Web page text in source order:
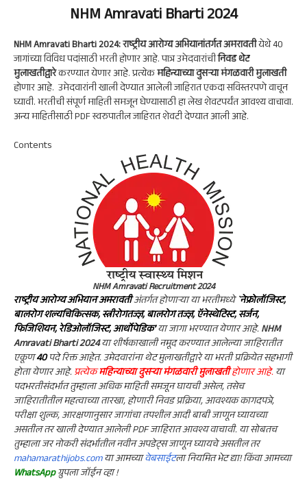
A
p
p
gr
a
m
b
oo
k
ke
dI
n
re
NHM Amravati Bharti 2024
NHM Amravati Bharti 2024:राष्ट्रीय आरोग्य अभियानांतर्गत अमरावतीयेथे 40
जागांच्या विविध पदांसाठी भरती होणार आहे. पात्र उमेदवारांचीनिवड थेट
मुलाखतीद्वारेकरण्यात येणार आहे. प्रत्येकमहिन्याच्या दुसऱ्या मंगळवारी मुलाखती
होणार आहे. उमेदवारांनी खाली देण्यात आलेली जाहिरात एकदा सविस्तरपणे वाचून
घ्यावी. भरतीची संपूर्ण माहिती समजून घेण्यासाठी हा लेख शेवटपर्यंत आवश्य वाचावा.
अन्य माहितीसाठी PDF स्वरुपातील जाहिरात शेवटी देण्यात आली आहे.
Contents
NHM AmravatiRecruitment2024
राष्ट्रीय आरोग्य अभियान अमरावतीअंतर्गत होणाऱ्या या भरतीमध्ये`नेफ्रोलॉजिस्ट,
बालरोग शल्यचिकित्सक, स्त्रीरोगतज्ज्ञ, बालरोग तज्ज्ञ, ऍनेस्थेटिस्ट, सर्जन,
फिजिशियन, रेडिओलॉजिस्ट, आर्थोपेडिक’या जागा भरण्यात येणार आहे. NHM
Amravati Bharti 2024या शीर्षकाखाली नमूद करण्यात आलेल्या जाहिरातीत
एकूण40पदे रिक्त आहेत.उमेदवारांना थेट मुलाखतीद्वारेया भरती प्रक्रियेतसहभागी
होता येणार आहे. प्रत्येकमहिन्याच्या दुसऱ्या मंगळवारी मुलाखतीहोणार आहे.या
पदभरतीसंदर्भात तुम्हाला अधिक माहिती समजून घायची असेल, तसेच
जाहिरातीतील महत्वाच्या तारखा, होणारी निवड प्रक्रिया, आवश्यक कागदपत्रे,
परीक्षा शुल्क, आरक्षणानुसार जागांचा तपशील आदी बाबी जाणून घ्यायच्या
असतील तर खाली देण्यात आलेली PDF जाहिरात आवश्य वाचावी. या सोबतच
तुम्हाला जर नोकरी संदर्भातील नवीन अपडेट्स जाणून घ्यायचे असतील तर
mahamarathijobs.comया आमच्यावेबसाईटला नियमित भेट द्या! किंवा आमच्या
WhatsAppग्रुपला जॉईन व्हा !